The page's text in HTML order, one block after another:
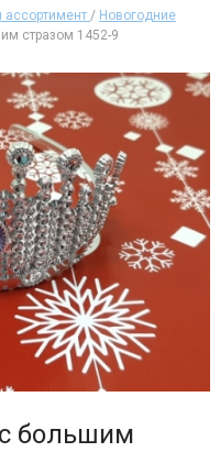
ассортимент / Новогодние
стразом 1452-9
большим